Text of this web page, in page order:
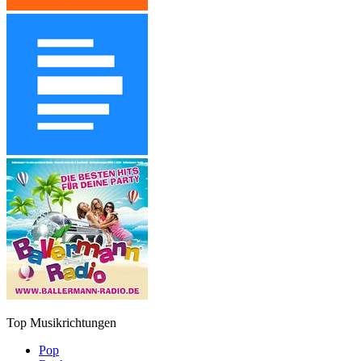
Top Musikrichtungen
Pop